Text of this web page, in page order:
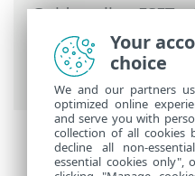
Guida online ESET>
Prem>
Utilizzo di
Prem> Informazioni
On-Prem
Your
choice
We and our partners
optimized online
and serve you with
collection of all cookies
decline all non-
essential cookies only",